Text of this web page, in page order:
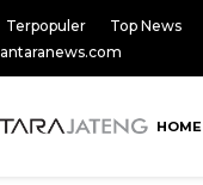
Terpopuler Top News
HOME